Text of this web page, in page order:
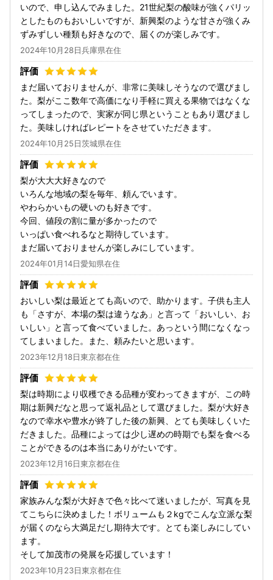
いので、申し込んでみました。21世紀梨の酸味が強くパリッ
としたものもおいしいですが、新興梨のような甘さが強くみ
ずみずしい種類も好きなので、届くのが楽しみです。
2024年10月28日兵庫県在住
まだ届いておりませんが、非常に美味しそうなので選びまし
た。梨がここ数年で高価になり手軽に買える果物ではなくな
ってしまったので、実家が同じ県ということもあり選びまし
た。美味しければレピートをさせていただきます。
2024年10月25日茨城県在住
梨が大大大好きなので
いろんな地域の梨を毎年、頼んでいます。
やわらかいもの硬いのも好きです。
今回、値段の割に量が多かったので
いっぱい食べれるなと期待しています。
まだ届いておりませんが楽しみにしています。
2024年01月14日愛知県在住
おいしい梨は最近とても高いので、助かります。子供も主人
も「さすが、本場の梨は違うなあ」と言って「おいしい、お
いしい」と言って食べていました。あっという間になくなっ
てしまいました。また、頼みたいと思います。
2023年12月18日東京都在住
梨は時期により収穫できる品種が変わってきますが、この時
期は新興だなと思って返礼品として選びました。梨が大好き
なので幸水や豊水が終了した後の新興、とても美味しくいた
だきました。品種によっては少し遅めの時期でも梨を食べる
ことができるのは本当にありがたいです。
2023年12月16日東京都在住
家族みんな梨が大好きで色々比べて迷いましたが、写真を見
てこちらに決めました！ボリュームも２kgでこんな立派な梨
が届くのなら大満足だし期待大です。とても楽しみにしてい
ます。
そして加茂市の発展を応援しています！
2023年10月23日東京都在住